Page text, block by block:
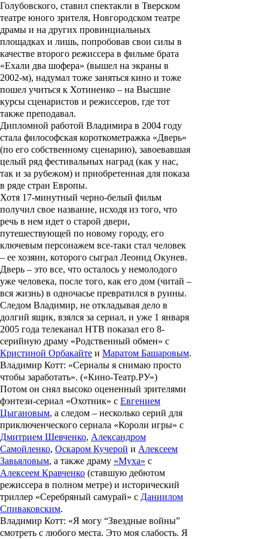
Голубовского, ставил спектакли в Тверском
театре юного зрителя, Новгородском театре
драмы и на других провинциальных
площадках и лишь, попробовав свои силы в
качестве второго режиссера в фильме брата
«Ехали два шофера» (вышел на экраны в
2002-м), надумал тоже заняться кино и тоже
пошел учиться к Хотиненко – на Высшие
курсы сценаристов и режиссеров, где тот
также преподавал.
Дипломной работой Владимира в 2004 году
стала философская короткометражка «Дверь»
(по его собственному сценарию), завоевавшая
целый ряд фестивальных наград (как у нас,
так и за рубежом) и приобретенная для показа
в ряде стран Европы.
Хотя 17-минутный черно-белый фильм
получил свое название, исходя из того, что
речь в нем идет о старой двери,
путешествующей по новому городу, его
ключевым персонажем все-таки стал человек
– ее хозяин, которого сыграл Леонид Окунев.
Дверь – это все, что осталось у немолодого
уже человека, после того, как его дом (читай –
вся жизнь) в одночасье превратился в руины.
Следом Владимир, не откладывая дело в
долгий ящик, взялся за сериал, и уже 1 января
2005 года телеканал НТВ показал его 8-
серийную драму «Родственный обмен» с
Кристиной Орбакайте и Маратом Башаровым.
Владимир Котт: «Сериалы я снимаю просто
чтобы заработать». («Кино-Театр.РУ»)
Потом он снял высоко оцененный зрителями
фэнтези-сериал «Охотник» с Евгением
Цыгановым, а следом – несколько серий для
приключенческого сериала «Короли игры» с
Дмитрием Шевченко, Александром
Самойленко, Оскаром Кучерой и Алексеем
Завьяловым, а также драму «Муха» с
Алексеем Кравченко (ставшую дебютом
режиссера в полном метре) и исторический
триллер «Серебряный самурай» с Даниилом
Спиваковским.
Владимир Котт: «Я могу “Звездные войны”
смотреть с любого места. Это моя слабость. Я